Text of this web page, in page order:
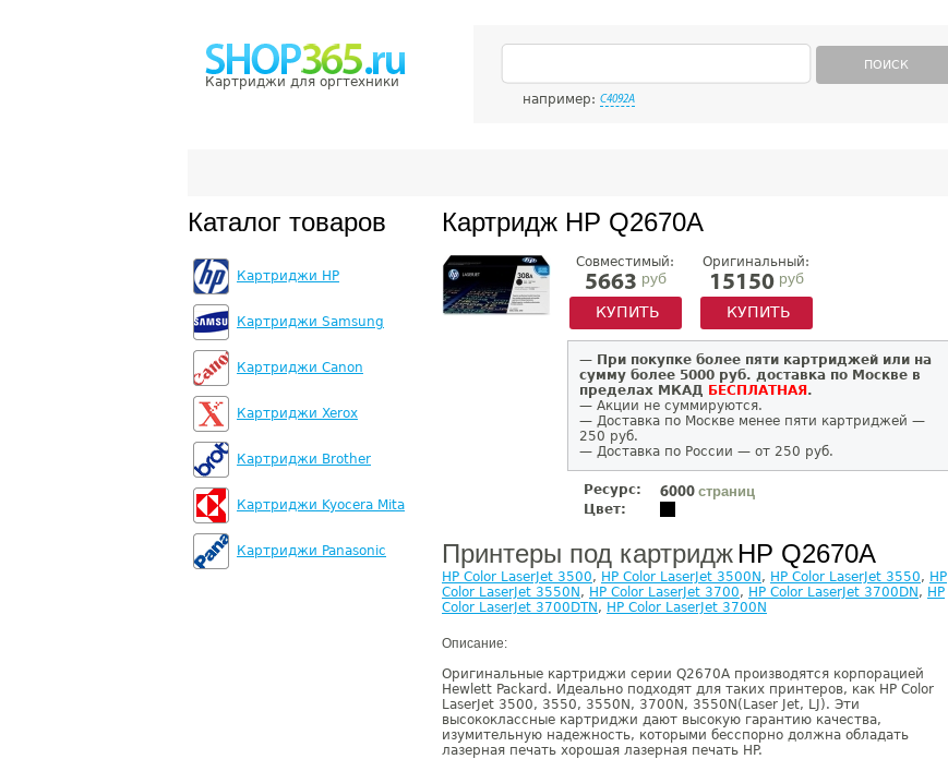
Картриджи для оргтехники
ПОИСК
например: C4092A
Каталог товаров
Картриджи HP
Картриджи Samsung
Картриджи Canon
Картриджи Xerox
Картриджи Brother
Картриджи Kyocera Mita
Картриджи Panasonic
Картридж HP Q2670A
Совместимый:
5663 руб
КУПИТЬ
Оригинальный:
15150руб
КУПИТЬ
— При покупке более пяти картриджей или на
сумму более 5000 руб. доставка по Москве в
пределах МКАД БЕСПЛАТНАЯ .
— Акции не суммируются.
— Доставка по Москве менее пяти картриджей —
250 руб.
— Доставка по России — от 250 руб.
Ресурс: 6000 страниц
Цвет:
Принтеры под картридж HP Q2670A
HP Color LaserJet 3500, HP Color LaserJet 3500N , HP Color LaserJet 3550, HP
Color LaserJet 3550N , HP Color LaserJet 3700, HP Color LaserJet 3700DN , HP
Color LaserJet 3700DTN , HP Color LaserJet 3700N
Описание:
Оригинальные картриджи серии Q2670A производятся корпорацией
Hewlett Packard. Идеально подходят для таких принтеров, как HP Color
LaserJet 3500, 3550, 3550N, 3700N, 3550N(Laser Jet, LJ). Эти
высококлассные картриджи дают высокую гарантию качества,
изумительную надежность, которыми бесспорно должна обладать
лазерная печать хорошая лазерная печать HP.